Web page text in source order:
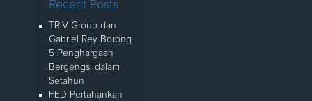
Recent Posts
TRIV Group dan
Gabriel Rey Borong
5 Penghargaan
Bergengsi dalam
Setahun
FED Pertahankan